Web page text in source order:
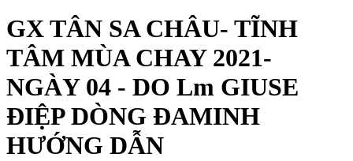
GX TÂN SA CHÂU- TĨNH
TÂM MÙA CHAY 2021-
NGÀY 04 - DO Lm GIUSE
ĐIỆP DÒNG ĐAMINH
HƯỚNG DẪN